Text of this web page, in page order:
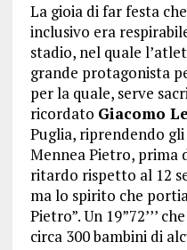
La gioia di far festa
inclusivo era
stadio, nel quale
grande protagonista
per la quale, serve
ricordato Giacomo
Puglia, riprendendo
Mennea Pietro, prima
ritardo rispetto al 12
ma lo spirito che
Pietro”. Un 19”72’’’
circa 300 bambini di